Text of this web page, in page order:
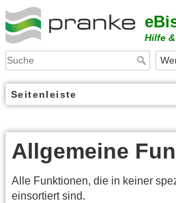
Hilfe
Seitenleiste
Allgemeine
Alle Funktionen, die in keiner
einsortiert sind.